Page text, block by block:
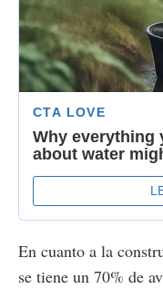
En cuanto a la
se tiene un 70% de